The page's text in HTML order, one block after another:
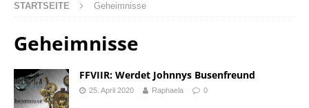
STARTSEITE Geheimnisse
Geheimnisse
FFVIIR: Werdet Johnnys Busenfreund
25. April 2020 Raphaela 0